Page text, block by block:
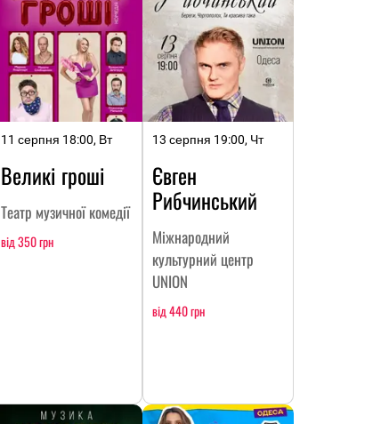
11 серпня 18:00, Вт
Великі гроші
Театр музичної комедії
від 350 грн
13 серпня 19:00, Чт
Євген
Рибчинський
Міжнародний
культурний центр
UNION
від 440 грн